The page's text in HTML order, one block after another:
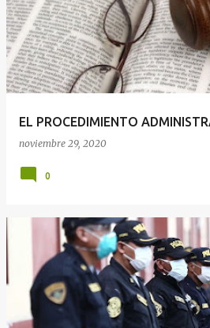
EL PROCEDIMIENTO
noviembre 29, 2020
0